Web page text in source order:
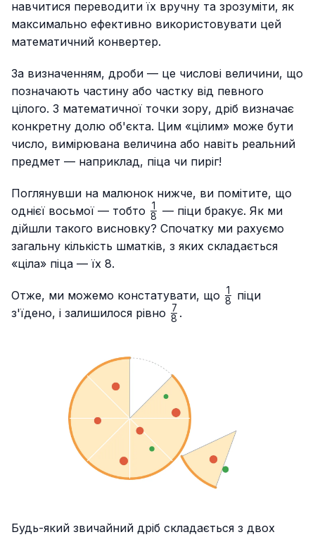
навчитися переводити їх вручну та зрозуміти, як
максимально ефективно використовувати цей
математичний конвертер.
За визначенням, дроби — це числові величини, що
позначають частину або частку від певного
цілого. З математичної точки зору, дріб визначає
конкретну долю об'єкта. Цим «цілим» може бути
число, вимірювана величина або навіть реальний
предмет — наприклад, піца чи пиріг!
Поглянувши на малюнок нижче, ви помітите, що
однієї восьмої — тобто \frac{1}
{8}
8
1
— піци бракує. Як ми
дійшли такого висновку? Спочатку ми рахуємо
загальну кількість шматків, з яких складається
«ціла» піца — їх 8.
Отже, ми можемо констатувати, що \frac{1}
8
1
піци
з'їдено, і залишилося рівно \frac{7}
8
7 .
Будь-який звичайний дріб складається з двох